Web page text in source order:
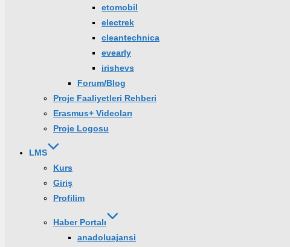
etomobil
electrek
cleantechnica
evearly
irishevs
Forum/Blog
Proje Faaliyetleri Rehberi
Erasmus+ Videoları
Proje Logosu
LMS
Kurs
Giriş
Profilim
Haber Portalı
anadoluajansi